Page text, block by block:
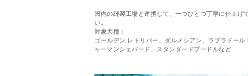
国内の縫製工場と連携して、一つひとつ丁寧に仕上げ
い。
対象犬種：
ゴールデン レトリバー、ダルメシアン、ラブラドー
ャーマンシェパード、スタンダードプードルなど